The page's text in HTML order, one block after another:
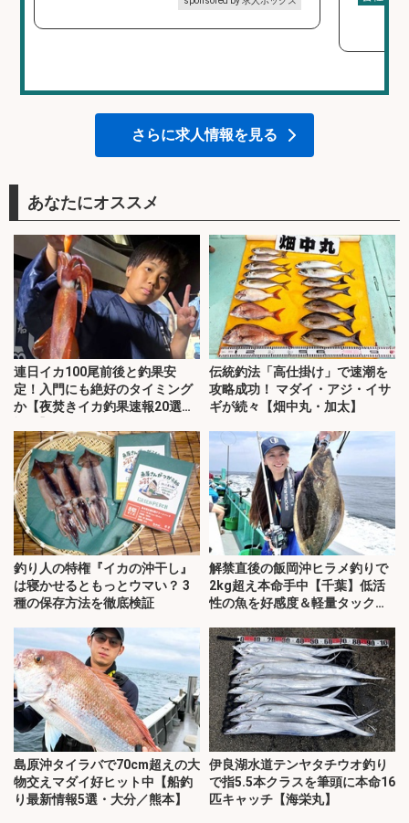
さらに求人情報を見る
あなたにオススメ
連日イカ100尾前後と釣果安
定！入門にも絶好のタイミング
か【夜焚きイカ釣果速報20選・
伝統釣法「高仕掛け」で速潮を
攻略成功！ マダイ・アジ・イサ
ギが続々【畑中丸・加太】
釣り人の特権『イカの沖干し』
は寝かせるともっとウマい？ 3
種の保存方法を徹底検証
解禁直後の飯岡沖ヒラメ釣りで
2kg超え本命手中【千葉】低活
性の魚を好感度＆軽量タックル
島原沖タイラバで70cm超えの大
物交えマダイ好ヒット中【船釣
り最新情報5選・大分／熊本】
伊良湖水道テンヤタチウオ釣り
で指5.5本クラスを筆頭に本命16
匹キャッチ【海栄丸】